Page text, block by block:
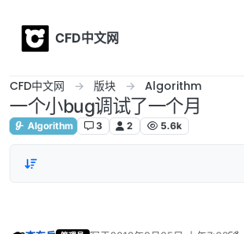
CFD中文网
CFD中文网 版块 Algorithm
一个小bug调试了一个月
Algorithm 3 2 5.6k